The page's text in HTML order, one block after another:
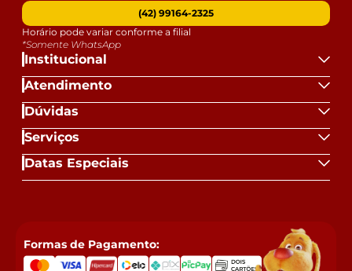
Institucional
Atendimento
Dúvidas
Serviços
Datas Especiais
(42) 99164-2325
Horário pode variar conforme a filial
*Somente WhatsApp
Formas de Pagamento: